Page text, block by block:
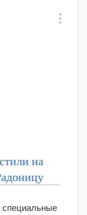
на
специальные